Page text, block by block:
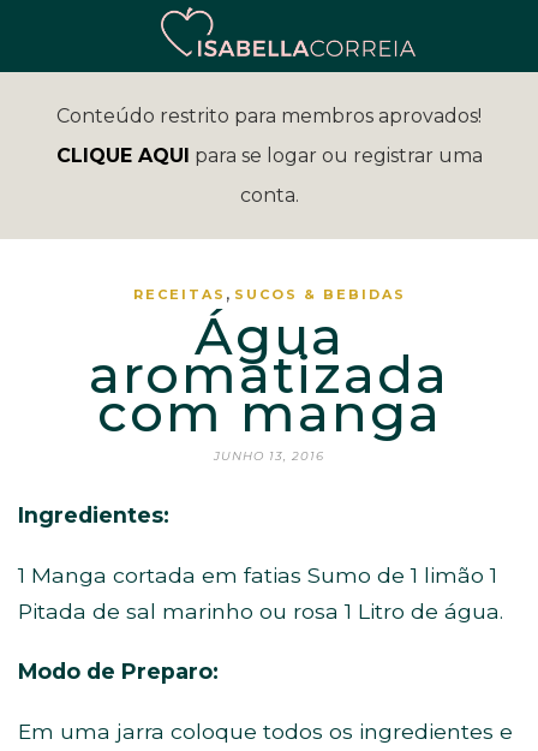
Conteúdo restrito para membros aprovados!
CLIQUE AQUI para se logar ou registrar uma
conta.
RECEITAS , SUCOS & BEBIDAS
Água
aromatizada
com manga
JUNHO 13, 2016
Ingredientes:
1 Manga cortada em fatias Sumo de 1 limão 1
Pitada de sal marinho ou rosa 1 Litro de água.
Modo de Preparo:
Em uma jarra coloque todos os ingredientes e